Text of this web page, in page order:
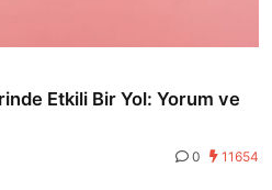
Etkili Bir Yol: Yorum ve
0 11654